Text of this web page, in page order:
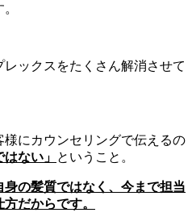
ックスをたくさん解消させて
にカウンセリングで伝えるの
ない」 ということ。
の髪質ではなく、今まで担当
だからです。